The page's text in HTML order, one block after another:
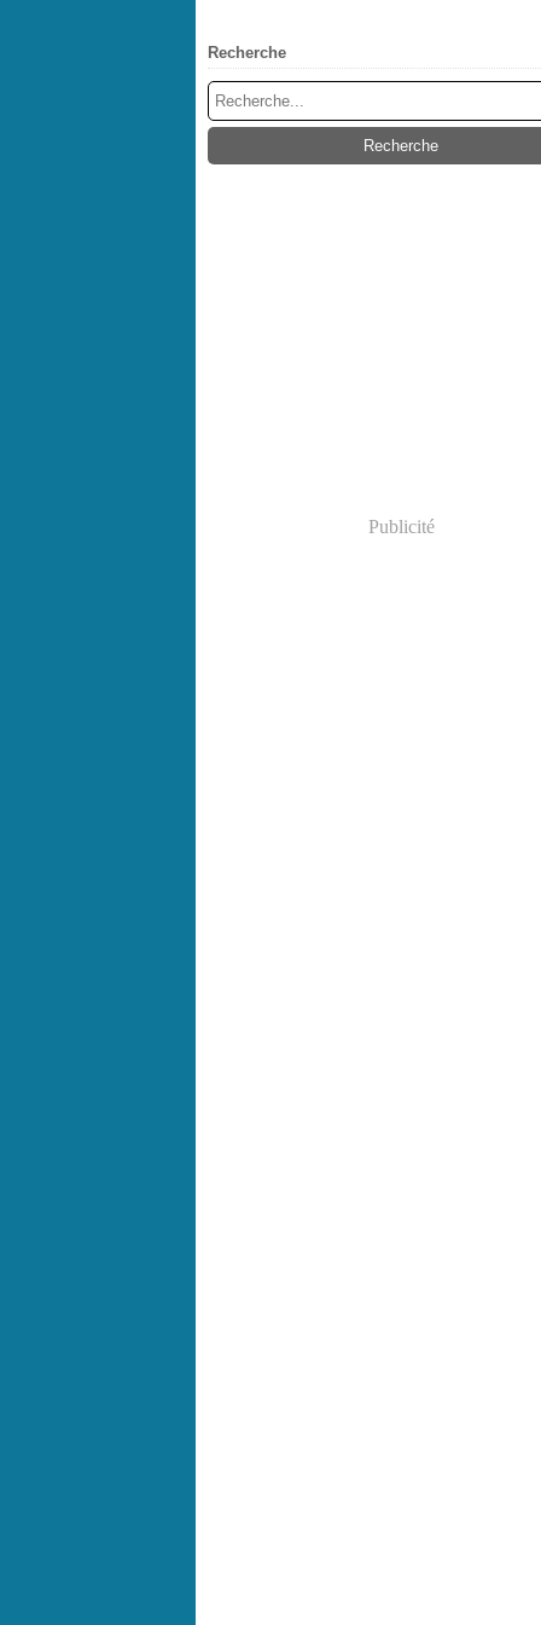
Recherche
Publicité